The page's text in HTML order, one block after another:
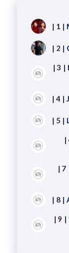
| 1 |
| 2 |
| 3 |
| 4 |
| 5 |
|
| 7
| 8 |
| 9 |